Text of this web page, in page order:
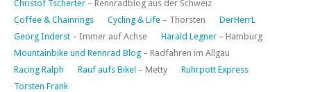
Christof Tscherter – Rennradblog aus der Schweiz
Coffee & Chainrings
Cycling & Life – Thorsten
DerHerrL
Georg Inderst – Immer auf Achse Harald Legner – Hamburg
Mountainbike und Rennrad Blog – Radfahren im Allgäu
Racing Ralph
Rauf aufs Bike! – Metty
Ruhrpott Express
Torsten Frank